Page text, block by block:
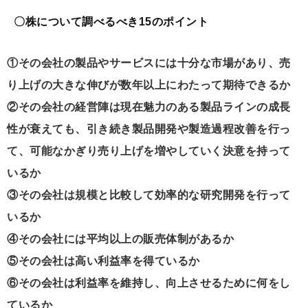
〇株について調べるべき15のポイント
①その会社の製品やサービスには十分な市場があり、売
り上げの大きな伸びが数年以上にわたって期待できるか
②その会社の経営陣は現在魅力のある製品ラインの成長
性が衰えても、引き続き製品開発や製造過程改善を行っ
て、可能なかぎり売り上げを増やしていく決意を持って
いるか
③その会社は規模と比較して効率的な研究開発を行って
いるか
④その会社には平均以上の販売体制があるか
⑤その会社は高い利益率を得ているか
⑥その会社は利益率を維持し、向上させるために何をし
ているか